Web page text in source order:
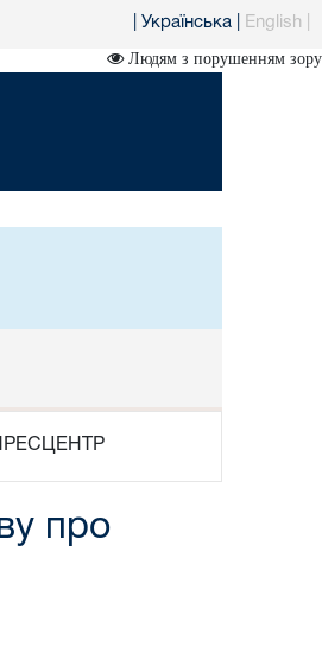
Українська English
Людям з порушенням зору
про